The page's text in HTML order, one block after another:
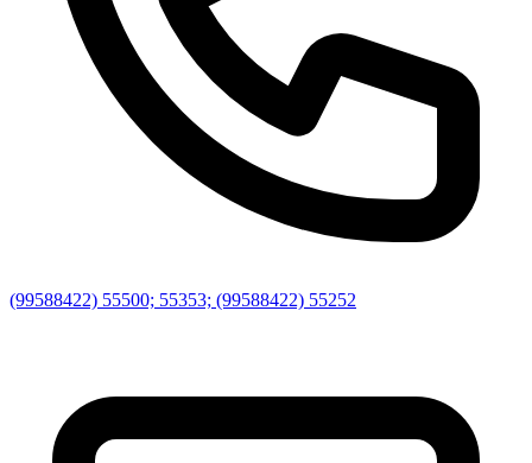
(99588422) 55500; 55353; (99588422) 55252